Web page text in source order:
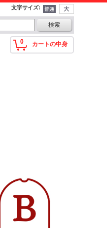
文字サイズ:
0 カートの中身